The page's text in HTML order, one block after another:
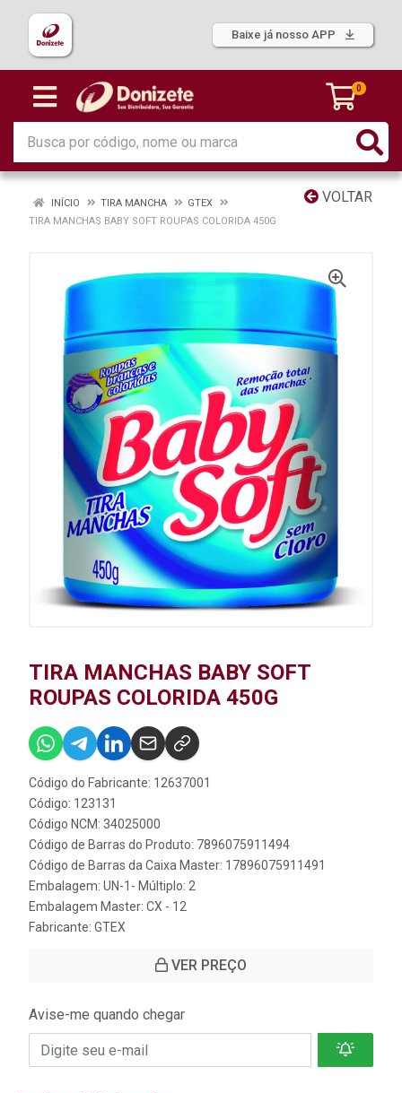
Baixe já nosso APP
0
VOLTAR
INÍCIO TIRA MANCHA
GTEX
TIRA MANCHAS BABY SOFT ROUPAS COLORIDA 450G
TIRA MANCHAS BABY SOFT
ROUPAS COLORIDA 450G
Código do Fabricante: 12637001
Código: 123131
Código NCM: 34025000
Código de Barras do Produto: 7896075911494
Código de Barras da Caixa Master: 17896075911491
Embalagem: UN-1- Múltiplo: 2
Embalagem Master: CX - 12
Fabricante: GTEX
VER PREÇO
Avise-me quando chegar